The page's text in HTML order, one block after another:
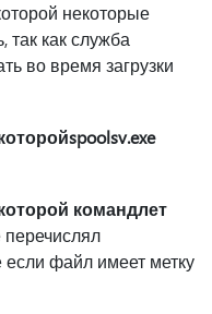
некоторые
так как служба
во время загрузки
командлет
файл имеет метку